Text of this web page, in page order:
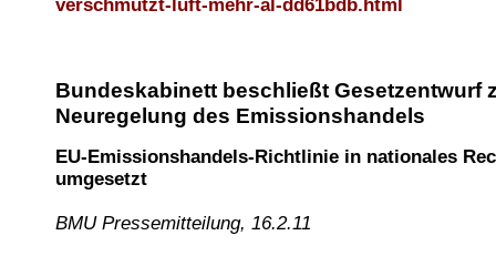
verschmutzt-luft-mehr-al-dd61bdb.html
Bundeskabinett beschließt Gesetzentwurf
Neuregelung des Emissionshandels
EU-Emissionshandels-Richtlinie in nationales
umgesetzt
BMU Pressemitteilung, 16.2.11